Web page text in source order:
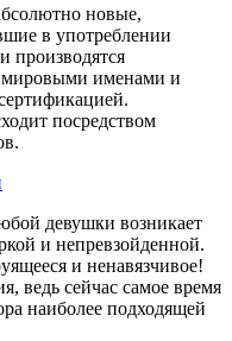
новые,
в употреблении
производятся
мировыми именами и
посредством
девушки возникает
и непревзойденной.
и ненавязчивое!
ведь сейчас самое время
наиболее подходящей